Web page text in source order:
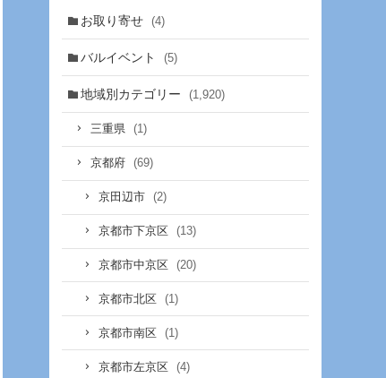
お取り寄せ (4)
バルイベント (5)
地域別カテゴリー (1,920)
三重県 (1)
京都府 (69)
京田辺市 (2)
京都市下京区 (13)
京都市中京区 (20)
京都市北区 (1)
京都市南区 (1)
京都市左京区 (4)